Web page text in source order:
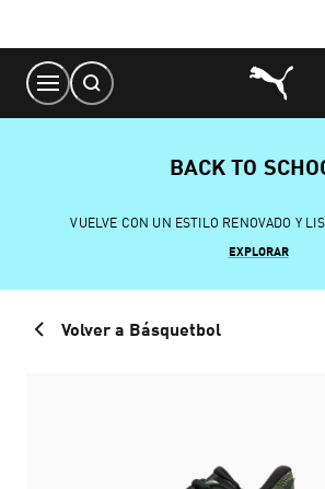
Content
BACK TO
VUELVE CON UN ESTILO RENOVADO Y
EXPLORAR
Volver a Básquetbol